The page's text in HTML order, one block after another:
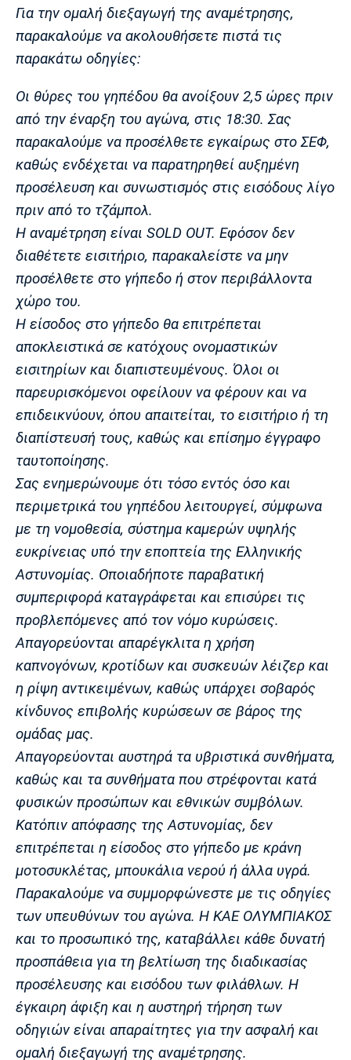
Πόρτο Μπενφίκα
Για την ομαλή διεξαγωγή της αναμέτρησης,
παρακαλούμε να ακολουθήσετε πιστά τις
παρακάτω οδηγίες:
Οι θύρες του γηπέδου θα ανοίξουν 2,5 ώρες πριν
από την έναρξη του αγώνα, στις 18:30. Σας
παρακαλούμε να προσέλθετε εγκαίρως στο ΣΕΦ,
καθώς ενδέχεται να παρατηρηθεί αυξημένη
προσέλευση και συνωστισμός στις εισόδους λίγο
πριν από το τζάμπολ.
Η αναμέτρηση είναι SOLD OUT. Εφόσον δεν
διαθέτετε εισιτήριο, παρακαλείστε να μην
προσέλθετε στο γήπεδο ή στον περιβάλλοντα
χώρο του.
Η είσοδος στο γήπεδο θα επιτρέπεται
αποκλειστικά σε κατόχους ονομαστικών
εισιτηρίων και διαπιστευμένους. Όλοι οι
παρευρισκόμενοι οφείλουν να φέρουν και να
επιδεικνύουν, όπου απαιτείται, το εισιτήριο ή τη
διαπίστευσή τους, καθώς και επίσημο έγγραφο
ταυτοποίησης.
Σας ενημερώνουμε ότι τόσο εντός όσο και
περιμετρικά του γηπέδου λειτουργεί, σύμφωνα
με τη νομοθεσία, σύστημα καμερών υψηλής
ευκρίνειας υπό την εποπτεία της Ελληνικής
Αστυνομίας. Οποιαδήποτε παραβατική
συμπεριφορά καταγράφεται και επισύρει τις
προβλεπόμενες από τον νόμο κυρώσεις.
Απαγορεύονται απαρέγκλιτα η χρήση
καπνογόνων, κροτίδων και συσκευών λέιζερ και
η ρίψη αντικειμένων, καθώς υπάρχει σοβαρός
κίνδυνος επιβολής κυρώσεων σε βάρος της
ομάδας μας.
Απαγορεύονται αυστηρά τα υβριστικά συνθήματα,
καθώς και τα συνθήματα που στρέφονται κατά
φυσικών προσώπων και εθνικών συμβόλων.
Κατόπιν απόφασης της Αστυνομίας, δεν
επιτρέπεται η είσοδος στο γήπεδο με κράνη
μοτοσυκλέτας, μπουκάλια νερού ή άλλα υγρά.
Παρακαλούμε να συμμορφώνεστε με τις οδηγίες
των υπευθύνων του αγώνα. Η ΚΑΕ ΟΛΥΜΠΙΑΚΟΣ
και το προσωπικό της, καταβάλλει κάθε δυνατή
προσπάθεια για τη βελτίωση της διαδικασίας
προσέλευσης και εισόδου των φιλάθλων. Η
έγκαιρη άφιξη και η αυστηρή τήρηση των
οδηγιών είναι απαραίτητες για την ασφαλή και
ομαλή διεξαγωγή της αναμέτρησης.